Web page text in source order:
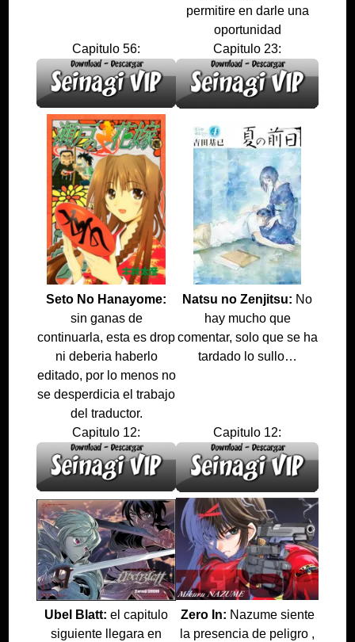
permitire en darle una
oportunidad
Capitulo 56:
Capitulo 23:
Seto No Hanayome:
sin ganas de
continuarla, esta es drop
ni deberia haberlo
editado, por lo menos no
se desperdicia el trabajo
del traductor.
Natsu no Zenjitsu: No
hay mucho que
comentar, solo que se ha
tardado lo sullo…
Capitulo 12: Capitulo 12:
Ubel Blatt: el capitulo
siguiente llegara en
Zero In: Nazume siente
la presencia de peligro ,